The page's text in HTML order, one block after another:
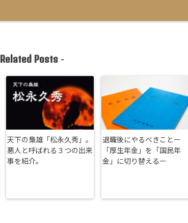
Related Posts-
天下の梟雄「松永久秀」。
悪人と呼ばれる３つの出来
事を紹介。
退職後にやるべきことー
「厚生年金」を「国民年
金」に切り替えるー